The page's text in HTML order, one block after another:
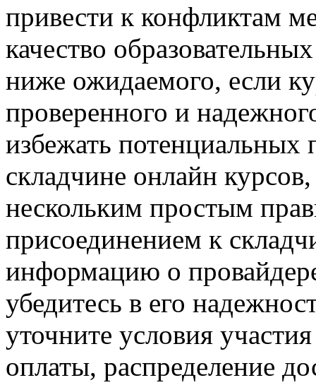
привести к конфликтам
качество
ниже ожидаемого, если
проверенного и
избежать потенциальных
складчине онлайн
нескольким простым
присоединением к
информацию о
убедитесь в его
уточните условия
оплаты, распределение